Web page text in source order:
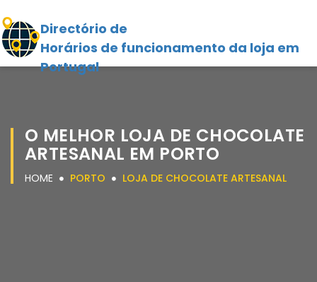
Directório de
Horários de funcionamento da loja em
Portugal
O MELHOR LOJA DE CHOCOLATE
ARTESANAL EM PORTO
HOME PORTO LOJA DE CHOCOLATE ARTESANAL